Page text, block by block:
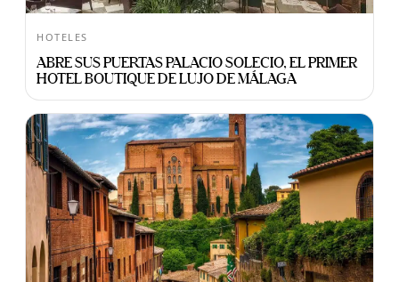
HOTELES
ABRE SUS PUERTAS PALACIO SOLECIO, EL PRIMER
HOTEL BOUTIQUE DE LUJO DE MÁLAGA